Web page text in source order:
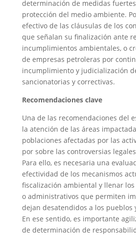
determinación de medidas
protección del medio ambiente.
efectivo de las cláusulas de los
que señalan su finalización ante
incumplimientos ambientales, o
de empresas petroleras por
incumplimiento y judicialización
sancionatorias y correctivas.
Recomendaciones clave
Una de las recomendaciones del
la atención de las áreas
poblaciones afectadas por las
por sobre las controversias
Para ello, es necesaria una
efectividad de los mecanismos
fiscalización ambiental y llenar
o administrativos que permiten
dejan desatendidos a los pueblos
En ese sentido, es importante
de determinación de